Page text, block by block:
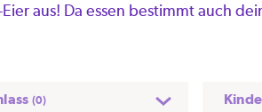
aus! Da essen bestimmt auch
(0)